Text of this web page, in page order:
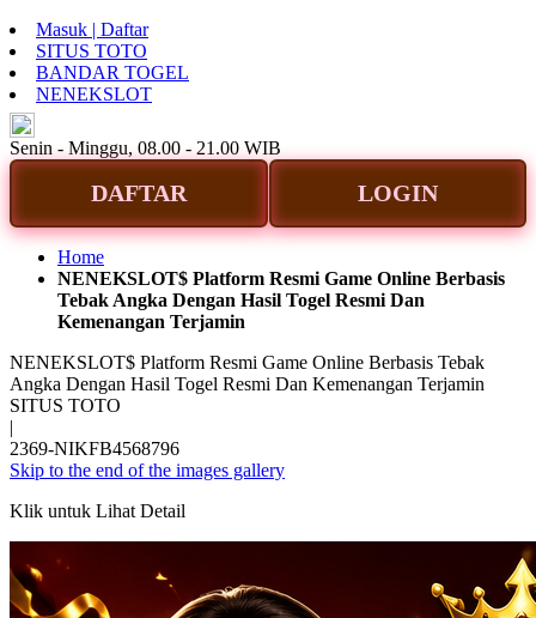
Masuk | Daftar
SITUS TOTO
BANDAR TOGEL
NENEKSLOT
Senin - Minggu, 08.00 - 21.00 WIB
DAFTAR LOGIN
Home
NENEKSLOT$ Platform Resmi Game Online Berbasis
Tebak Angka Dengan Hasil Togel Resmi Dan
Kemenangan Terjamin
NENEKSLOT$ Platform Resmi Game Online Berbasis Tebak
Angka Dengan Hasil Togel Resmi Dan Kemenangan Terjamin
SITUS TOTO
|
2369-NIKFB4568796
Skip to the end of the images gallery
Klik untuk Lihat Detail